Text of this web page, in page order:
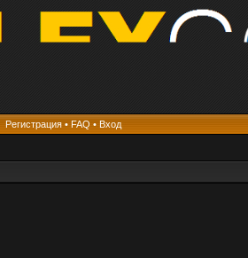
Регистрация• FAQ • Вход